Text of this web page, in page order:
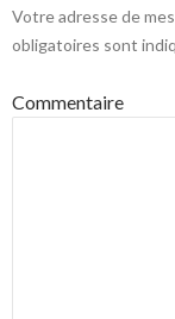
Votre adresse de
obligatoires sont
Commentaire